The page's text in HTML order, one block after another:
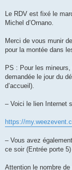
Le RDV est fixé le
Michel d’Ornano.
Merci de vous munir
pour la montée dans
PS : Pour les
demandée le jour du
d’accueil).
– Voici le lien Internet
https://
– Vous avez
ce soir (Entrée porte
Attention le nombre